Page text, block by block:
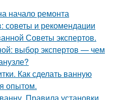
начало ремонта
и рекомендации
Советы экспертов.
выбор экспертов — чем
Как сделать ванную
опытом.